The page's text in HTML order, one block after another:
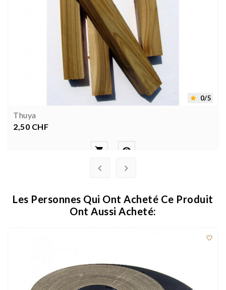
 0/5
Thuya
Prix
2,50 CHF
 
 
Les Personnes Qui Ont Acheté Ce Produit
Ont Aussi Acheté:
